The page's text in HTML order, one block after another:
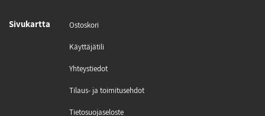
Si­vu­kart­ta Os­tos­ko­ri
Käyt­tä­jä­ti­li
Yh­teys­tie­dot
Ti­laus- ja toi­mi­tu­seh­dot
Tie­to­suo­ja­se­los­te